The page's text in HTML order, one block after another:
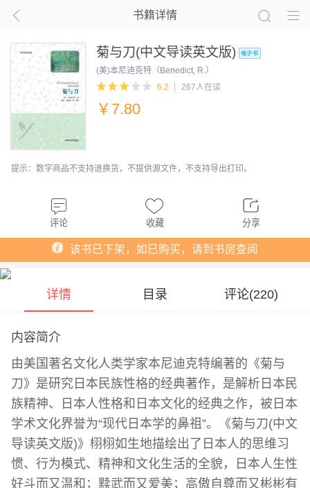
书籍详情
菊与刀(中文导读英文版)
(美)本尼迪克特（Benedict, R.）
6.2
267人在读
￥ 7.80
提示：数字商品不支持退换货，不提供源文件，不支持导出打印。
评论 收藏 分享
该书已下架，如已购买，请到书房查阅
详情 目录 评论(220)
内容简介
由美国著名文化人类学家本尼迪克特编著的《菊与
刀》是研究日本民族性格的经典著作，是解析日本民
族精神、日本人性格和日本文化的经典之作，被日本
学术文化界誉为“现代日本学的鼻祖”。《菊与刀(中文
导读英文版)》栩栩如生地描绘出了日本人的思维习
惯、行为模式、精神和文化生活的全貌，日本人生性
好斗而又温和；黩武而又爱美；高傲自尊而又彬彬有